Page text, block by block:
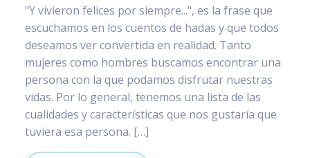
"Y vivieron felices por siempre...", es la frase que
escuchamos en los cuentos de hadas y que todos
deseamos ver convertida en realidad. Tanto
mujeres como hombres buscamos encontrar una
persona con la que podamos disfrutar nuestras
vidas. Por lo general, tenemos una lista de las
cualidades y características que nos gustaría que
tuviera esa persona. […]